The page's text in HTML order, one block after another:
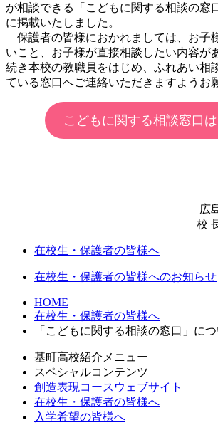
が相談できる「こどもに関する相談の窓
に掲載いたしました。
保護者の皆様におかれましては、お子
いこと、お子様が直接相談したい内容が
続き本校の教職員をはじめ、ふれあい相
ている窓口へご連絡いただきますようお
こどもに関する相談窓口
広
校
在校生・保護者の皆様へ
在校生・保護者の皆様へのお知らせ
HOME
在校生・保護者の皆様へ
「こどもに関する相談の窓口」に
基町高校紹介メニュー
スペシャルコンテンツ
創造表現コースウェブサイト
在校生・保護者の皆様へ
入学希望の皆様へ